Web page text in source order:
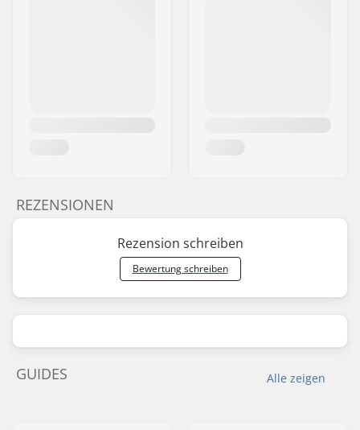
REZENSIONEN
Rezension schreiben
Bewertung schreiben
Alle zeigen
GUIDES